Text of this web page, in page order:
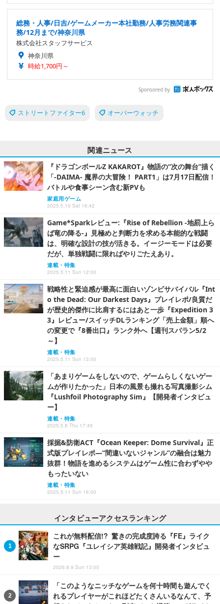
総務・人事/日吉/ゲームメーカー本社勤務/人事労務関連事
務/12月まで/神奈川県
株式会社スタッフサービス
神奈川県
時給1,700円～
Sponsored by
ストリートファイター6 オーバーウォッチ
関連ニュース
『ドラゴンボールZ KAKAROT』物語の“次の舞台”描く
「-DAIMA- 魔界の大冒険！ PART1」は7月17日配信！
バトルや食事シーン含む新PVも
家庭用ゲーム
2025.5.10 Sat 16:42
Game*Sparkレビュー:『Rise of Rebellion -地罰上ら
ば竜の降る-』見極めと判断力を求める本能的な戦闘
は、明確な設計の技が活きる。イージーモードは必要
だが、単独戦闘に限ればやりごたえあり。
連載・特集
2025.5.11 Sun 12:00
戦略性と緊迫感が最高に面白いゾンビサバイバル『Int
o the Dead: Our Darkest Days』プレイレポ/良質だ
が歴史的傑作に比肩するにはあと一歩『Expedition 3
3』レビュー/スイッチDLランキング「売上金額」順へ
の変更で『8番出口』ランク外へ【週刊スパラン5/2
～】
連載・特集
2025.5.11 Sun 13:00
「あまりゲームをしないので、ゲームらしくないゲー
ムが作りたかった」日本の風景も撮れる写真撮影シム
『Lushfoil Photography Sim』【開発者インタビュ
ー】
連載・特集
2025.5.8 Thu 17:45
採掘&防衛ACT『Ocean Keeper: Dome Survival』正
式版プレイレポ―“間違いないジャンル”の融合は魅力
抜群！物語を進めるシステムはゲーム性に合わずやや
もったいない
連載・特集
2025.5.11 Sun 16:00
インタビューアクセスランキング
これが無料配信!? 驚きの完成度誇る『FE』ライク
なSRPG『ユレイシア英雄戦記』開発者インタビュ
ー
2026.8.9 Sun 13:00
「このようなニッチなゲームを何十時間も遊んでく
れるプレイヤーがこれほどたくさんいるなんて、予